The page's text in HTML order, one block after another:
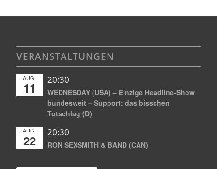
VERANSTALTUNGEN
AUG.
11
20:30
WEDNESDAY (USA) – Einzige Headline-Show
bundesweit – Support: das bisschen
Totschlag (D)
AUG.
22
20:30
RON SEXSMITH & BAND (CAN)